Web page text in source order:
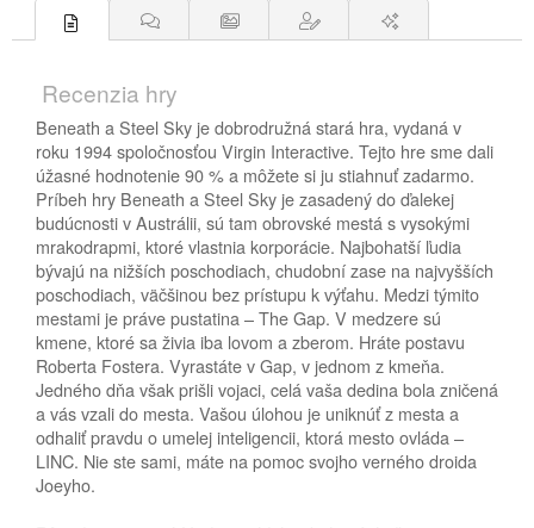
Recenzia hry
Beneath a Steel Sky je dobrodružná stará hra, vydaná v
roku 1994 spoločnosťou Virgin Interactive. Tejto hre sme dali
úžasné hodnotenie 90 % a môžete si ju stiahnuť zadarmo.
Príbeh hry Beneath a Steel Sky je zasadený do ďalekej
budúcnosti v Austrálii, sú tam obrovské mestá s vysokými
mrakodrapmi, ktoré vlastnia korporácie. Najbohatší ľudia
bývajú na nižších poschodiach, chudobní zase na najvyšších
poschodiach, väčšinou bez prístupu k výťahu. Medzi týmito
mestami je práve pustatina – The Gap. V medzere sú
kmene, ktoré sa živia iba lovom a zberom. Hráte postavu
Roberta Fostera. Vyrastáte v Gap, v jednom z kmeňa.
Jedného dňa však prišli vojaci, celá vaša dedina bola zničená
a vás vzali do mesta. Vašou úlohou je uniknúť z mesta a
odhaliť pravdu o umelej inteligencii, ktorá mesto ovláda –
LINC. Nie ste sami, máte na pomoc svojho verného droida
Joeyho.